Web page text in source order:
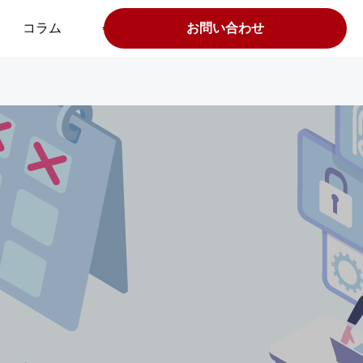
コラム 会社案内 お問い合わせ